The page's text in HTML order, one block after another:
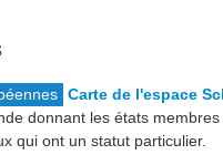
Carte de l'espace
donnant les états
qui ont un statut particulier.